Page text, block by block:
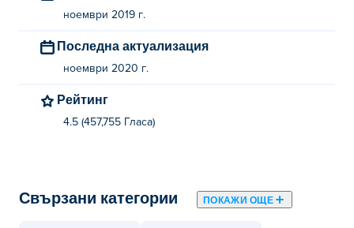
ноември 2019 г.
Последна актуализация
ноември 2020 г.
Рейтинг
4.5 (457,755 Гласa)
Свързани категории ПОКАЖИ ОЩЕ